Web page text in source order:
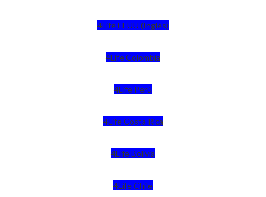
4Life EEUU (Inglés)
4Life Colombia
4Life Perú
4Life Costa Rica
4Life Bolivia
4Life Chile